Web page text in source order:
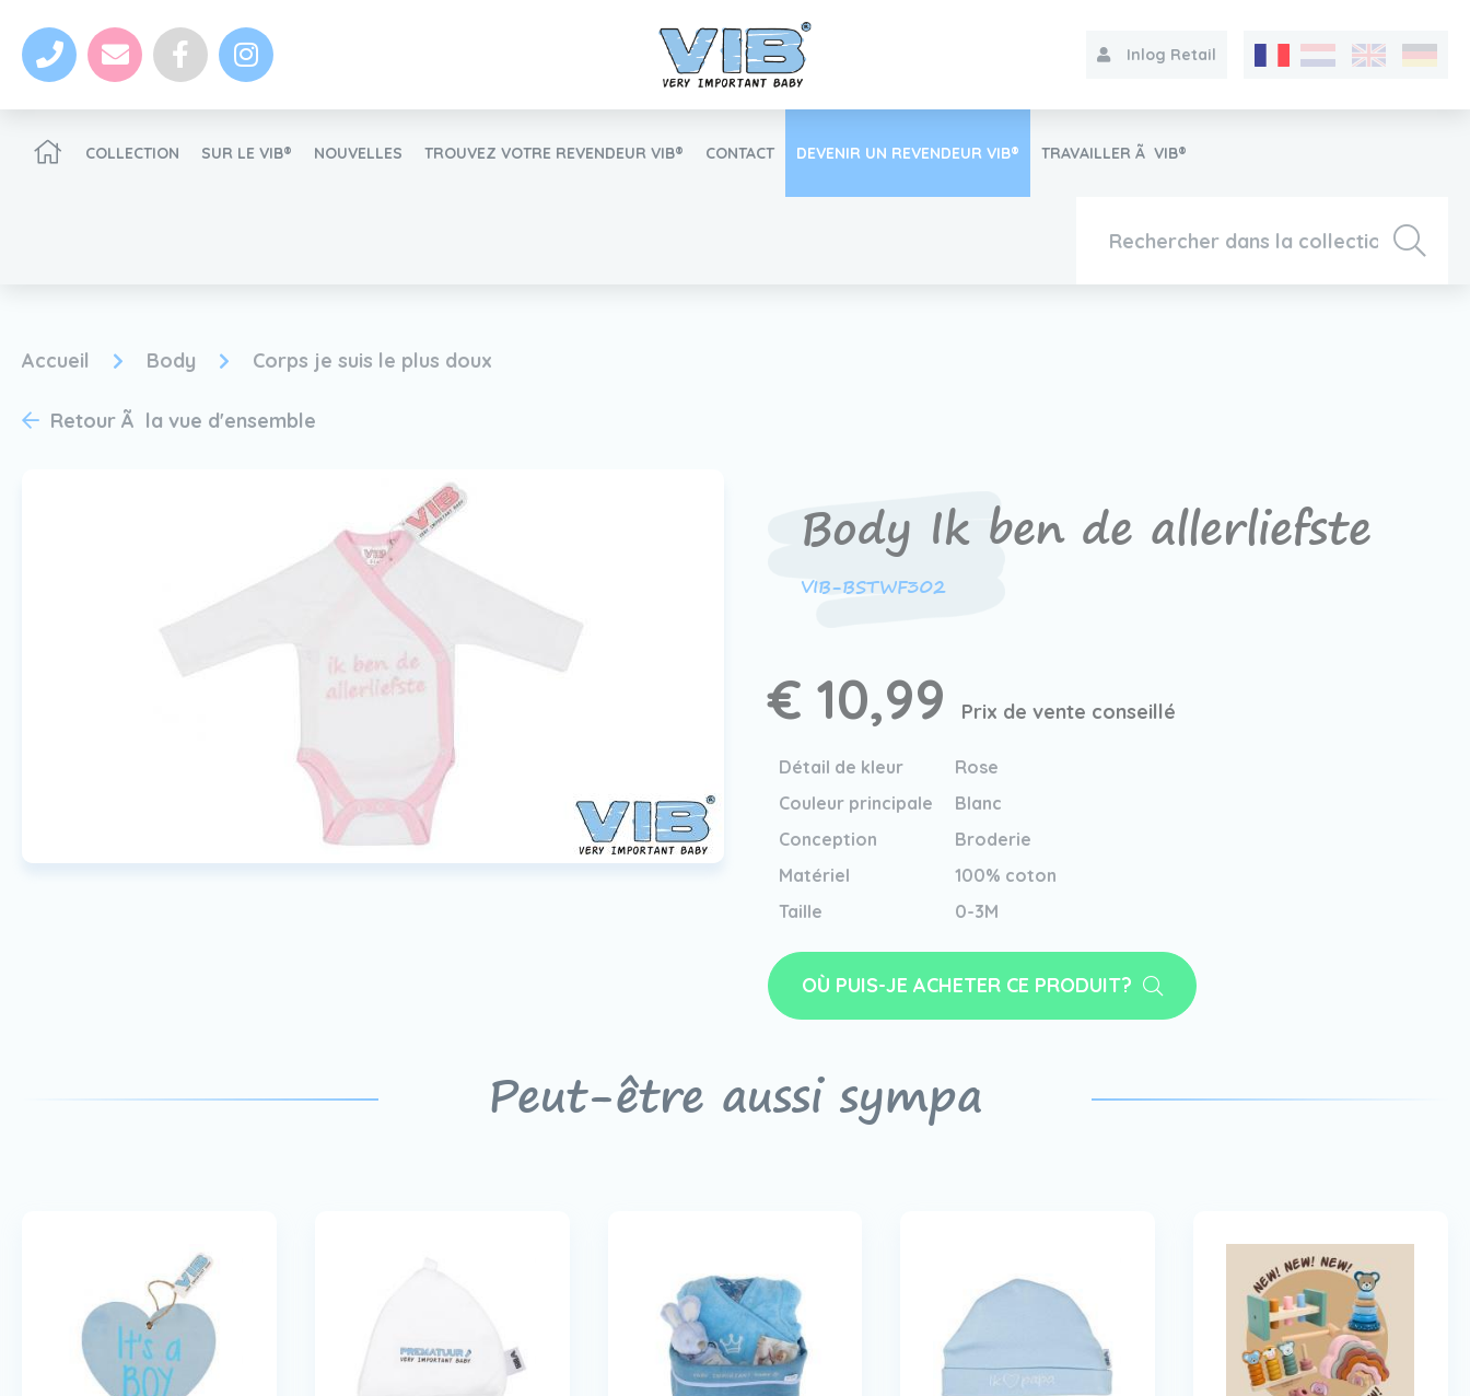
Inlog Retail
COLLECTION SUR LE VIB® NOUVELLES TROUVEZ VOTRE REVENDEUR VIB® CONTACT DEVENIR UN REVENDEUR VIB® TRAVAILLER Ã VIB®
Accueil Body Corps je suis le plus doux
Retour Ã la vue d'ensemble
Body Ik ben de allerliefste
VIB-BSTWF302
€ 10,99 Prix de vente conseillé
Détail de kleur
Rose
Couleur principale
Blanc
Conception
Broderie
Matériel
100% coton
Taille
0-3M
OÙ PUIS-JE ACHETER CE PRODUIT?
Peut-être aussi sympa